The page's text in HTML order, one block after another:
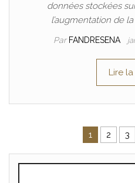
données stockées
l’augmentation de
Par FANDRESENA
Lire
Pagination des
1 2 3